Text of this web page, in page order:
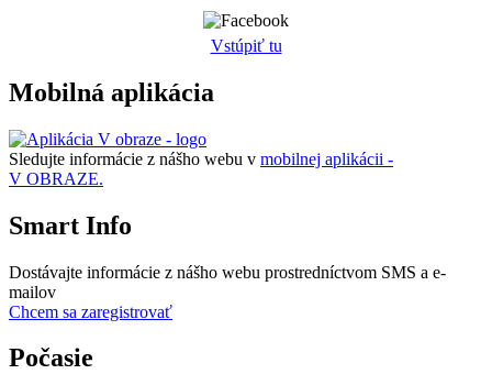
Vstúpiť tu
Mobilná aplikácia
Sledujte informácie z nášho webu v mobilnej aplikácii -
V OBRAZE.
Smart Info
Dostávajte informácie z nášho webu prostredníctvom SMS a e-
mailov
Chcem sa zaregistrovať
Počasie